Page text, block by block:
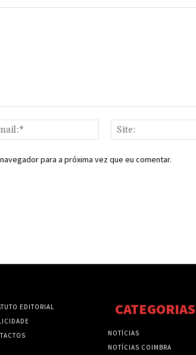
mail:*
para a próxima vez que eu comentar.
EDITORIAL
CATEGORIAS
NOTÍCIAS
NOTÍCIAS COIMBRA